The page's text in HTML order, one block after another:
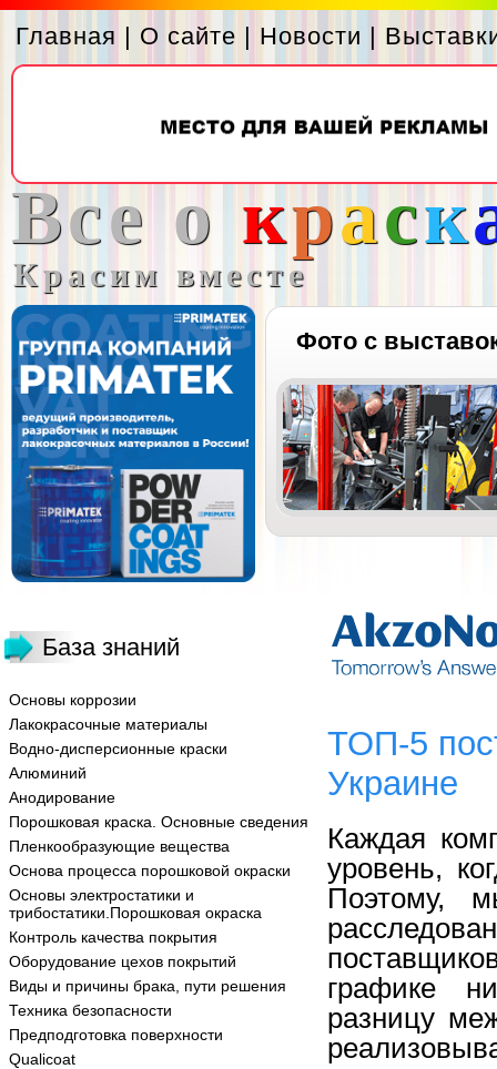
Главная | О сайте | Новости |
Все о краск
Красим вместе
Фото с
База знаний
Основы коррозии
Лакокрасочные материалы
Водно-дисперсионные краски
Алюминий
Анодирование
Порошковая краска. Основные сведения
Пленкообразующие вещества
Основа процесса порошковой окраски
Основы электростатики и
трибостатики.Порошковая окраска
Контроль качества покрытия
Оборудование цехов покрытий
Виды и причины брака, пути решения
Техника безопасности
Предподготовка поверхности
Qualicoat
ТОП-5
Украине
Каждая
уровень,
Поэтому,
графике
разницу